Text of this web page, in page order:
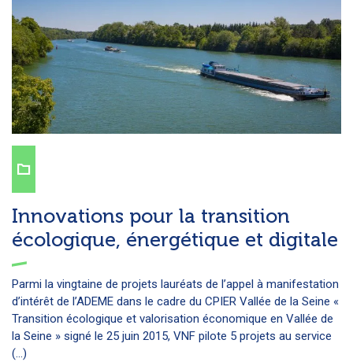
Innovations pour la transition
écologique, énergétique et digitale
Parmi la vingtaine de projets lauréats de l’appel à manifestation
d’intérêt de l’ADEME dans le cadre du CPIER Vallée de la Seine «
Transition écologique et valorisation économique en Vallée de
la Seine » signé le 25 juin 2015, VNF pilote 5 projets au service
(...)